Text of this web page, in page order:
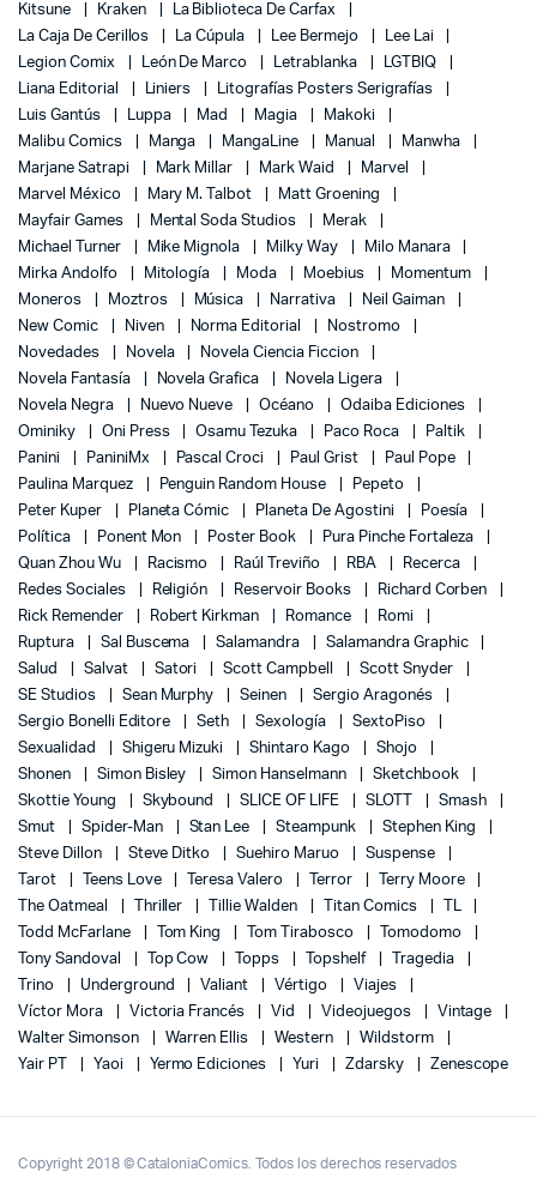
Kitsune
Kraken
La Biblioteca De Carfax
La Caja De Cerillos
La Cúpula Lee Bermejo
Lee Lai
Legion Comix
León De Marco Letrablanka
LGTBIQ
Liana Editorial
Liniers
Litografías Posters Serigrafías
Luis Gantús
Luppa Mad Magia
Makoki
Malibu Comics
Manga MangaLine Manual
Manwha
Marjane Satrapi
Mark Millar Mark Waid
Marvel
Marvel México
Mary M. Talbot
Matt Groening
Mayfair Games
Mental Soda Studios
Merak
Michael Turner
Mike Mignola Milky Way
Milo Manara
Mirka Andolfo
Mitología Moda Moebius
Momentum
Moneros
Moztros Música Narrativa
Neil Gaiman
New Comic
Niven Norma Editorial
Nostromo
Novedades
Novela
Novela Ciencia Ficcion
Novela Fantasía
Novela Grafica
Novela Ligera
Novela Negra
Nuevo Nueve Océano
Odaiba Ediciones
Ominiky
Oni Press Osamu Tezuka Paco Roca
Paltik
Panini
PaniniMx Pascal Croci Paul Grist
Paul Pope
Paulina Marquez
Penguin Random House
Pepeto
Peter Kuper
Planeta Cómic Planeta De Agostini
Poesía
Política
Ponent Mon Poster Book
Pura Pinche Fortaleza
Quan Zhou Wu
Racismo Raúl Treviño RBA
Recerca
Redes Sociales
Religión Reservoir Books
Richard Corben
Rick Remender
Robert Kirkman Romance
Romi
Ruptura
Sal Buscema Salamandra
Salamandra Graphic
Salud
Salvat Satori Scott Campbell
Scott Snyder
SE Studios
Sean Murphy Seinen
Sergio Aragonés
Sergio Bonelli Editore
Seth Sexología
SextoPiso
Sexualidad
Shigeru Mizuki Shintaro Kago
Shojo
Shonen
Simon Bisley Simon Hanselmann
Sketchbook
Skottie Young
Skybound SLICE OF LIFE SLOTT
Smash
Smut
Spider-Man Stan Lee Steampunk
Stephen King
Steve Dillon
Steve Ditko Suehiro Maruo
Suspense
Tarot
Teens Love Teresa Valero Terror
Terry Moore
The Oatmeal
Thriller Tillie Walden Titan Comics
Todd McFarlane
Tom King Tom Tirabosco
Tomodomo
Tony Sandoval
Top Cow Topps Topshelf
Tragedia
Trino
Underground Valiant Vértigo
Viajes
Víctor Mora
Victoria Francés Vid Videojuegos
Vintage
Walter Simonson
Warren Ellis Western
Wildstorm
Yair PT
Yaoi Yermo Ediciones Yuri Zdarsky Zenescope
Copyright 2018 © CataloniaComics. Todos los derechos reservados